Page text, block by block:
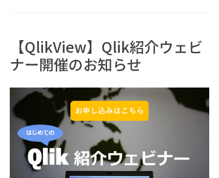
【QlikView】Qlik紹介ウェビ
ナー開催のお知らせ